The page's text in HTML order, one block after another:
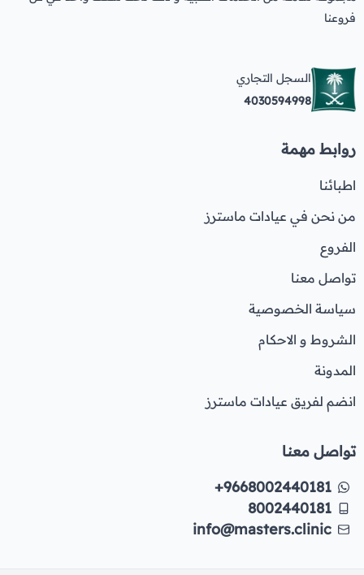
فروعنا
السجل التجاري
4030594998
روابط مهمة
اطبائنا
من نحن في عيادات ماسترز
الفروع
تواصل معنا
سياسة الخصوصية
الشروط و الاحكام
المدونة
انضم لفريق عيادات ماسترز
تواصل معنا
+9668002440181
8002440181
info@masters.clinic